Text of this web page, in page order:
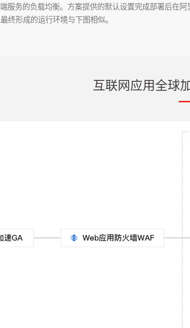
服务的负载均衡。方案提供的默认设置完成部署后在
终形成的运行环境与下图相似。
互联网应用全球